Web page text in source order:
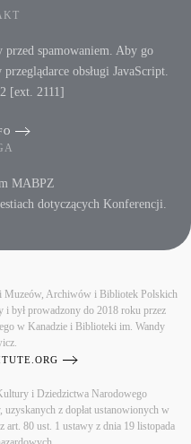
przed spamowaniem. Aby go
obsługi JavaScript.
[ext. 2111]
MABPZ
dotyczących Konferencji.
Muzeów, Archiwów i Bibliotek Polskich
i był prowadzony do 2018 roku przez
w Kanadzie i Biblioteki im. Wandy
i Dziedzictwa Narodowego
z dopłat ustanowionych w
art. 80 ust. 1 ustawy z dnia 19 listopada